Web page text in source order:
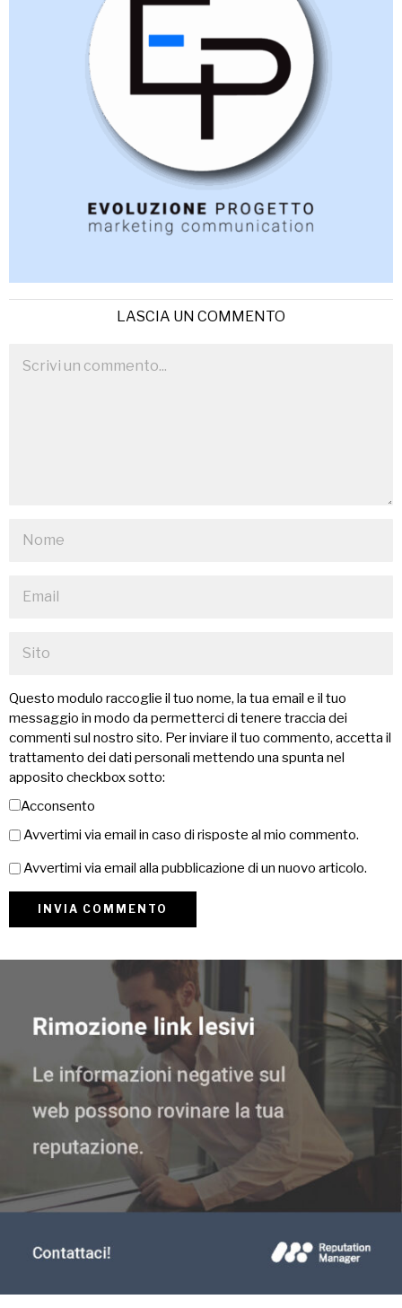
LASCIA UN COMMENTO
Questo modulo raccoglie il tuo nome, la tua email e il tuo
messaggio in modo da permetterci di tenere traccia dei
commenti sul nostro sito. Per inviare il tuo commento, accetta il
trattamento dei dati personali mettendo una spunta nel
apposito checkbox sotto:
Acconsento
Avvertimi via email in caso di risposte al mio commento.
Avvertimi via email alla pubblicazione di un nuovo articolo.